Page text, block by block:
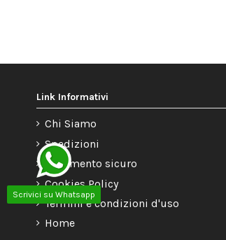
Link Informativi
Chi Siamo
Spedizioni
Pagamento sicuro
Cookies Policy
Termini e condizioni d'uso
Home
Scrivici su Whatsapp